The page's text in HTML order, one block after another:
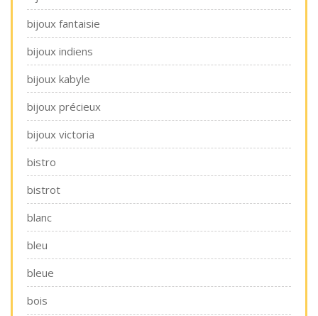
bijoux fantaisie
bijoux indiens
bijoux kabyle
bijoux précieux
bijoux victoria
bistro
bistrot
blanc
bleu
bleue
bois